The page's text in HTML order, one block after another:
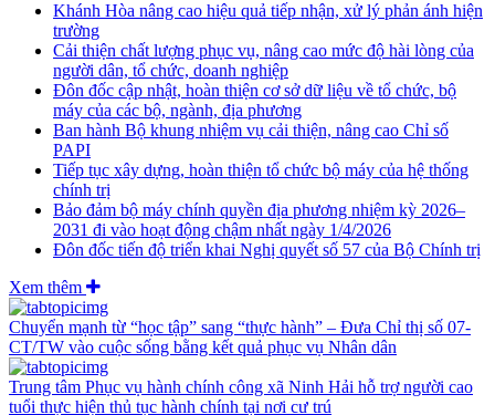
Khánh Hòa nâng cao hiệu quả tiếp nhận, xử lý phản ánh hiện
trường
Cải thiện chất lượng phục vụ, nâng cao mức độ hài lòng của
người dân, tổ chức, doanh nghiệp
Đôn đốc cập nhật, hoàn thiện cơ sở dữ liệu về tổ chức, bộ
máy của các bộ, ngành, địa phương
Ban hành Bộ khung nhiệm vụ cải thiện, nâng cao Chỉ số
PAPI
Tiếp tục xây dựng, hoàn thiện tổ chức bộ máy của hệ thống
chính trị
Bảo đảm bộ máy chính quyền địa phương nhiệm kỳ 2026–
2031 đi vào hoạt động chậm nhất ngày 1/4/2026
Đôn đốc tiến độ triển khai Nghị quyết số 57 của Bộ Chính trị
Xem thêm
Chuyển mạnh từ “học tập” sang “thực hành” – Đưa Chỉ thị số 07-
CT/TW vào cuộc sống bằng kết quả phục vụ Nhân dân
Trung tâm Phục vụ hành chính công xã Ninh Hải hỗ trợ người cao
tuổi thực hiện thủ tục hành chính tại nơi cư trú